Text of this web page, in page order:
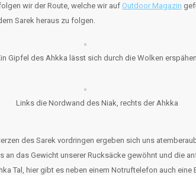
wir der Route, welche wir auf Outdoor Magazin
Sarek heraus zu folgen.
Gipfel des Ahkka lässt sich durch die Wolken erspähen
Links die Nordwand des Niak, rechts der Ahkka
des Sarek vordringen ergeben sich uns
das Gewicht unserer Rucksäcke gewöhnt und die
Tal, hier gibt es neben einem Notruftelefon auch